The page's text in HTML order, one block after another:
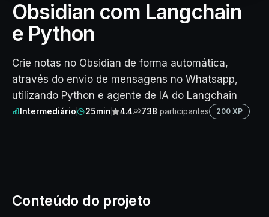
Obsidian com Langchain
e Python
Crie notas no Obsidian de forma automática,
através do envio de mensagens no Whatsapp,
utilizando Python e agente de IA do Langchain
Intermediário 25min 4.4 738 participantes 200 XP
Conteúdo do projeto